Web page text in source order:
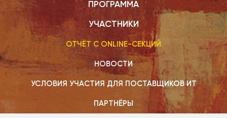
ПРОГРАММА
УЧАСТНИКИ
ОТЧЁТ С ONLINE-СЕКЦИЙ
НОВОСТИ
УСЛОВИЯ УЧАСТИЯ ДЛЯ ПОСТАВЩИКОВ ИТ
ПАРТНЁРЫ